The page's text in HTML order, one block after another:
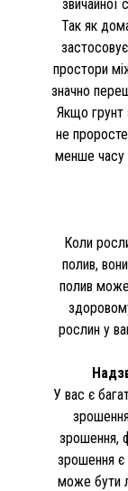
звичайної
Так як
простори
значно
Якщо грунт
не
менше часу
Коли
полив,
полив
рослин у
У вас є
зрошення,
зрошення є
може бути